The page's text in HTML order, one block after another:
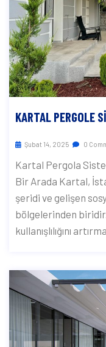
KARTAL PERGOLE
Şubat 14, 2025 0
Kartal Pergola
Bir Arada Kartal,
şeridi ve gelişen
bölgelerinden biridir.
kullanışlılığını